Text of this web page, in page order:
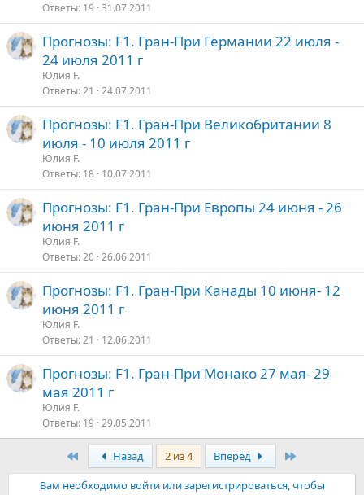
Ответы 19 31.07.2011
Прогнозы: F1. Гран-При Германии 22 июля -
24 июля 2011 г
Юлия F.
Ответы 21 24.07.2011
Прогнозы: F1. Гран-При Великобритании 8
июля - 10 июля 2011 г
Юлия F.
Ответы 18 10.07.2011
Прогнозы: F1. Гран-При Европы 24 июня - 26
июня 2011 г
Юлия F.
Ответы 20 26.06.2011
Прогнозы: F1. Гран-При Канады 10 июня- 12
июня 2011 г
Юлия F.
Ответы 21 12.06.2011
Прогнозы: F1. Гран-При Монако 27 мая- 29
мая 2011 г
Юлия F.
Ответы 19 29.05.2011
ПервыйНазад 2 из 4 Вперёд
Вам необходимо войти или зарегистрироваться, чтобы